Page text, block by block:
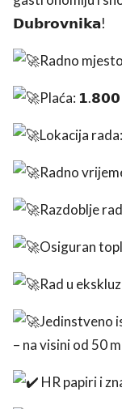
𝗗𝘂𝗯𝗿𝗼𝘃𝗻𝗶𝗸𝗮!
Radno
Plaća:
Lokacija
Radno
Razdoblje
Osiguran
Rad u
Jedinstveno
– na visini od 50
HR papiri i